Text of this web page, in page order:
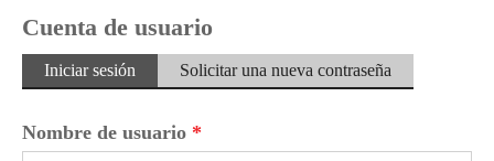
Cuenta de usuario
Solapas principales
Iniciar sesión (solapaSolicitar una nueva contraseña
Nombre de usuario *